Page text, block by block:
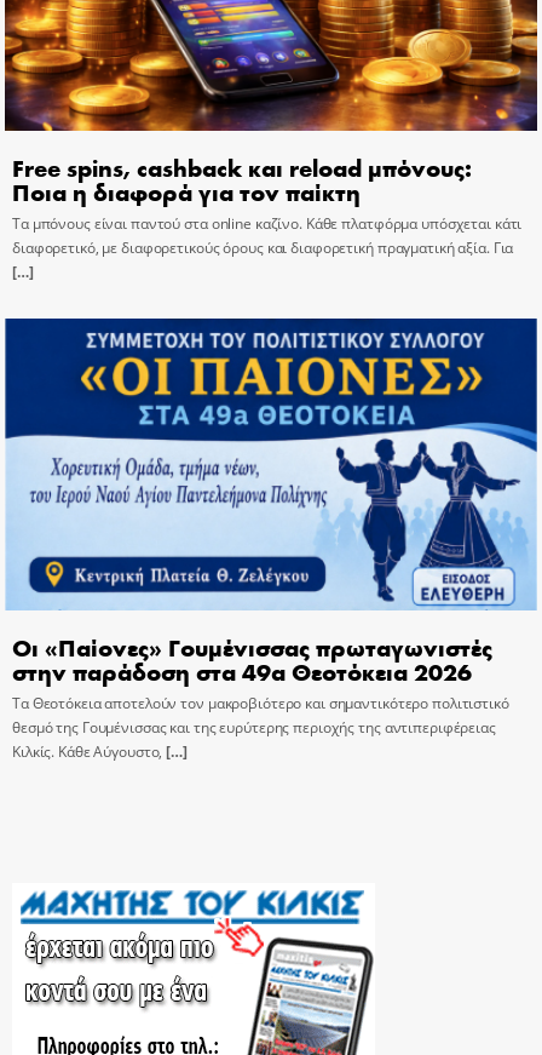
Free spins, cashback και reload μπόνους:
Ποια η διαφορά για τον παίκτη
Τα μπόνους είναι παντού στα online καζίνο. Κάθε πλατφόρμα υπόσχεται κάτι
διαφορετικό, με διαφορετικούς όρους και διαφορετική πραγματική αξία. Για
[…]
Οι «Παίονες» Γουμένισσας πρωταγωνιστές
στην παράδοση στα 49α Θεοτόκεια 2026
Τα Θεοτόκεια αποτελούν τον μακροβιότερο και σημαντικότερο πολιτιστικό
θεσμό της Γουμένισσας και της ευρύτερης περιοχής της αντιπεριφέρειας
Κιλκίς. Κάθε Αύγουστο, […]